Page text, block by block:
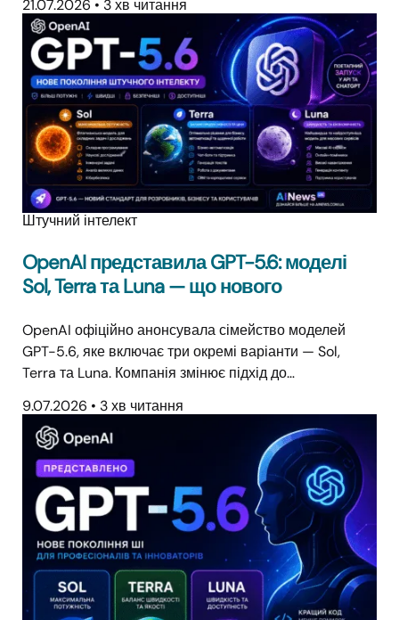
21.07.2026 • 3 хв читання
Штучний інтелект
OpenAI представила GPT-5.6: моделі
Sol, Terra та Luna — що нового
OpenAI офіційно анонсувала сімейство моделей
GPT-5.6, яке включає три окремі варіанти — Sol,
Terra та Luna. Компанія змінює підхід до…
9.07.2026 • 3 хв читання